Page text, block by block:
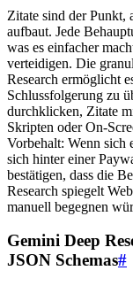
Zitate sind der Punkt,
aufbaut. Jede
was es einfacher
verteidigen. Die
Research ermöglicht
Schlussfolgerung zu
durchklicken, Zitate
Skripten oder On-
Vorbehalt: Wenn sich
sich hinter einer
bestätigen, dass die
Research spiegelt
manuell begegnen
Gemini Deep
JSON Schemas#